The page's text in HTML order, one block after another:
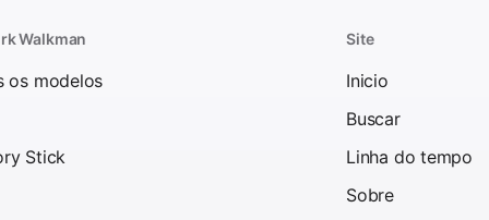
Walkman
os modelos
Stick
Site
Inicio
Buscar
Linha do tempo
Sobre